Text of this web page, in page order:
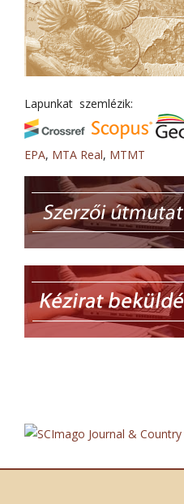
Lapunkat szemlézik:
EPA, MTA Real, MTMT